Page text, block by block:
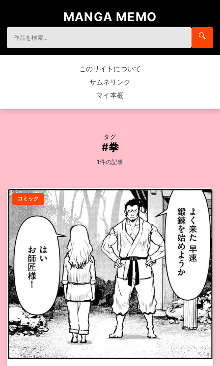
MANGA MEMO
🔍
このサイトについて
サムネリンク
マイ本棚
タグ
#拳
1件の記事
コミック